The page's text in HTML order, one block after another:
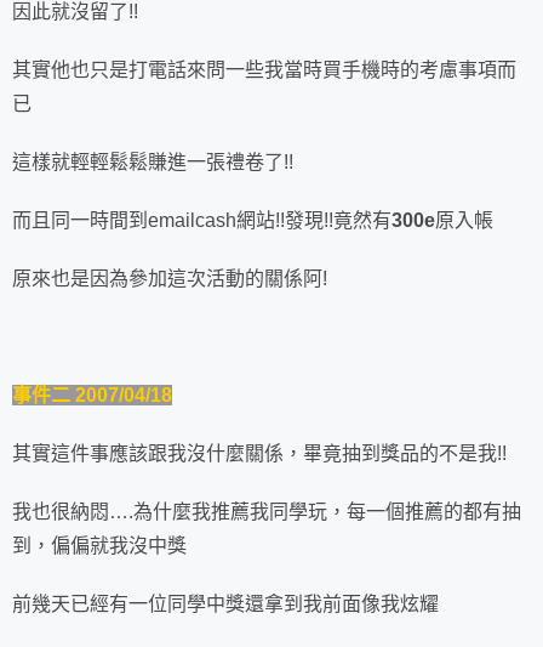
因此就沒留了!!
其實他也只是打電話來問一些我當時買手機時的考慮事項而
已
這樣就輕輕鬆鬆賺進一張禮卷了!!
而且同一時間到emailcash網站!!發現!!竟然有300e原入帳
原來也是因為參加這次活動的關係阿!
事件二 2007/04/18
其實這件事應該跟我沒什麼關係，畢竟抽到獎品的不是我!!
我也很納悶….為什麼我推薦我同學玩，每一個推薦的都有抽
到，偏偏就我沒中獎
前幾天已經有一位同學中獎還拿到我前面像我炫耀